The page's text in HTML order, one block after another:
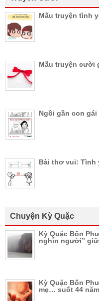
Mấu truyện tình
Mẫu truyện cười
Ngồi gần con
Bài thơ vui: Tình
Chuyện Kỳ Quặc
Kỳ Quặc Bốn
nghìn người”
Kỳ Quặc Bốn
mẹ… suốt 44